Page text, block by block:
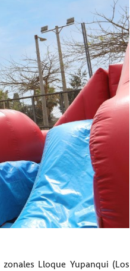
Lloque Yupanqui (Los